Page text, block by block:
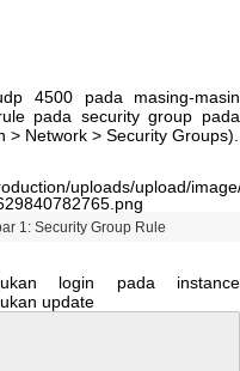
4500 pada masing-masin
pada security group pada
> Network > Security Groups)
1 : Security Group Rule
login pada
instance
update